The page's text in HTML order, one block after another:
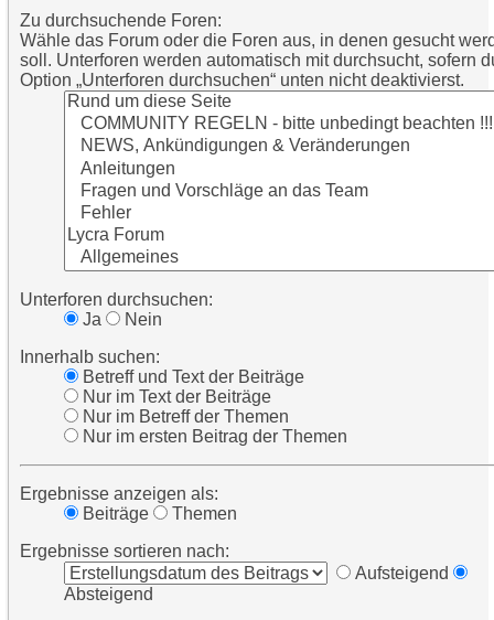
Zu durchsuchende Foren:
Wähle das Forum oder die Foren aus, in denen gesucht
soll. Unterforen werden automatisch mit durchsucht, sofern
Option „Unterforen durchsuchen“ unten nicht deaktivierst.
Unterforen durchsuchen:
Ja
Nein
Innerhalb suchen:
Betreff und Text der Beiträge
Nur im Text der Beiträge
Nur im Betreff der Themen
Nur im ersten Beitrag der Themen
Ergebnisse anzeigen als:
Beiträge
Themen
Ergebnisse sortieren nach:
Aufsteigend
Absteigend